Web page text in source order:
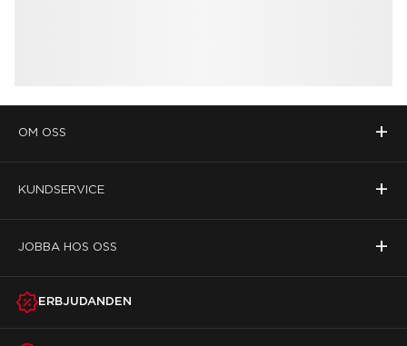
OM OSS +
KUNDSERVICE +
JOBBA HOS OSS +
ERBJUDANDEN